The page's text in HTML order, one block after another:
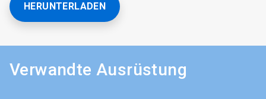
HERUNTERLADEN
Verwandte Ausrüstung